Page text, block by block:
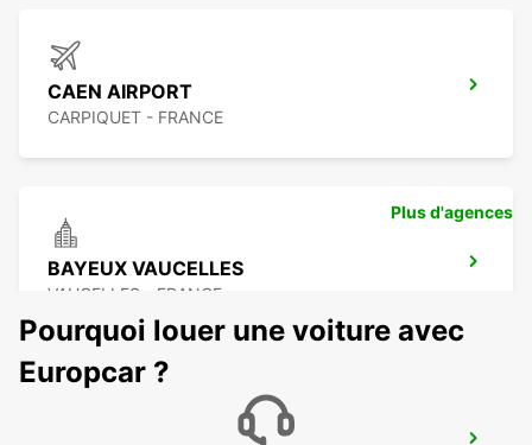
CAEN AIRPORT
CARPIQUET - FRANCE
BAYEUX VAUCELLES
VAUCELLES - FRANCE
Plus d'agences
Pourquoi louer une voiture avec
Europcar ?